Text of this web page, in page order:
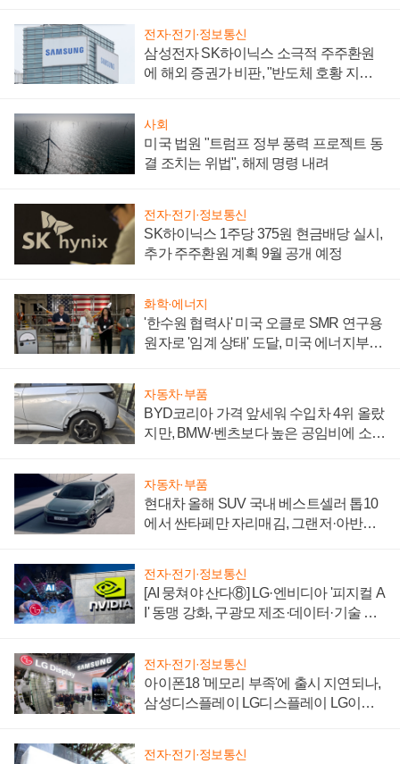
전자·전기·정보통신
삼성전자 SK하이닉스 소극적 주주환원
에 해외 증권가 비판, "반도체 호황 지속
사회
미국 법원 "트럼프 정부 풍력 프로젝트 동
결 조치는 위법", 해제 명령 내려
전자·전기·정보통신
SK하이닉스 1주당 375원 현금배당 실시,
추가 주주환원 계획 9월 공개 예정
화학·에너지
'한수원 협력사' 미국 오클로 SMR 연구용
원자로 '임계 상태' 도달, 미국 에너지부
자동차·부품
BYD코리아 가격 앞세워 수입차 4위 올랐
지만, BMW·벤츠보다 높은 공임비에 소비
자동차·부품
현대차 올해 SUV 국내 베스트셀러 톱10
에서 싼타페만 자리매김, 그랜저·아반떼
전자·전기·정보통신
[AI 뭉쳐야 산다⑧] LG·엔비디아 '피지컬 A
I' 동맹 강화, 구광모 제조·데이터·기술 결
전자·전기·정보통신
아이폰18 '메모리 부족'에 출시 지연되나,
삼성디스플레이 LG디스플레이 LG이노
전자·전기·정보통신